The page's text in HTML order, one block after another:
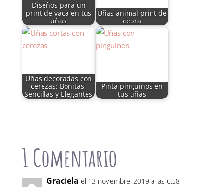
Diseños para un
print de vaca en tus
uñas
Uñas animal print de
cebra
Uñas decoradas con
cerezas: Bonitas,
Sencillas y Elegantes
Pinta pingüinos en
tus uñas
1 Comentario
Graciela el 13 noviembre, 2019 a las 6:38